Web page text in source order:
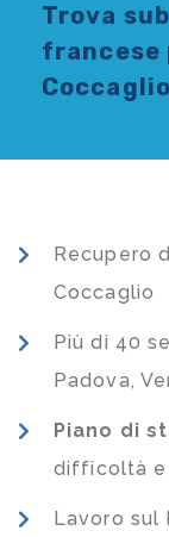
Trova
francese
Recupero
Coccaglio
Più di 40
Padova,
Piano di
difficoltà e
Lavoro sul